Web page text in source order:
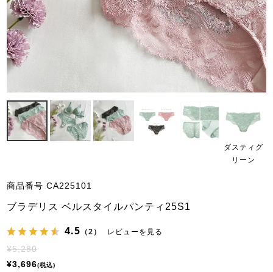
ダスティグ
リーン
商品番号 CA225101
ブラデリス ベルスタイルパンティ25S1
4.5 （2） レビューを見る
¥5,280
¥3,696 税込